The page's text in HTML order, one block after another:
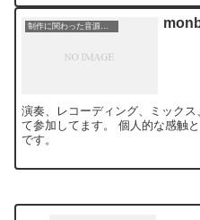
制作に関わった音源等の紹介
演奏、レコーディング、ミック
て参加してます。 個人的な感触
です。